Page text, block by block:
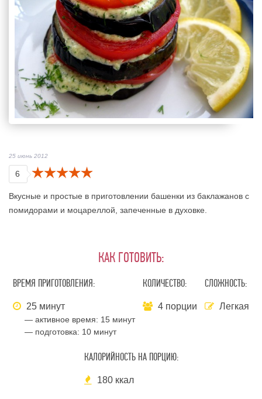
25 июнь 2012
6
Вкусные и простые в приготовлении башенки из баклажанов с
помидорами и моцареллой, запеченные в духовке.
КАК ГОТОВИТЬ:
ВРЕМЯ ПРИГОТОВЛЕНИЯ:
25 минут
— активное время: 15 минут
— подготовка: 10 минут
КОЛИЧЕСТВО:
4 порции
СЛОЖНОСТЬ:
Легкая
КАЛОРИЙНОСТЬ НА ПОРЦИЮ:
180 ккал